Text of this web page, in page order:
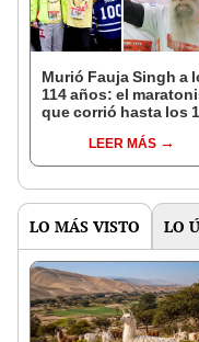
Murió Fauja Singh a
114 años: el
que corrió hasta los
LEER MÁS
LO MÁS VISTO LO